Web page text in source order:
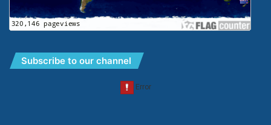
Subscribe to our channel